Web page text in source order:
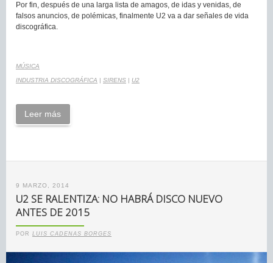
Por fin, después de una larga lista de amagos, de idas y venidas, de
falsos anuncios, de polémicas, finalmente U2 va a dar señales de vida
discográfica.
MÚSICA
INDUSTRIA DISCOGRÁFICA | SIRENS | U2
Leer más
9 MARZO, 2014
U2 SE RALENTIZA: NO HABRÁ DISCO NUEVO
ANTES DE 2015
POR LUIS CADENAS BORGES